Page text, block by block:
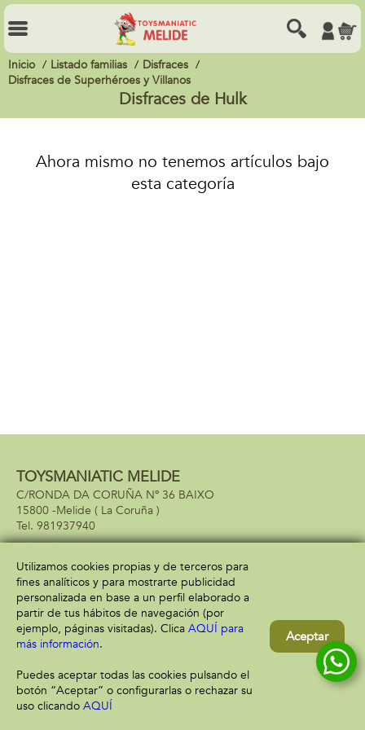
Inicio Listado familias
Disfraces
Disfraces de Superhéroes y Villanos
Disfraces de Hulk
Ahora mismo no tenemos artículos bajo
esta categoría
Filtrar
TOYSMANIATIC MELIDE
C/RONDA DA CORUÑA Nº 36 BAIXO
15800 -Melide ( La Coruña )
981937940
Información
Aviso legal
Política de privacidad
Política de cookies
Atención al cliente
Envío y devolución
Utilizamos cookies propias y de terceros para
fines analíticos y para mostrarte publicidad
personalizada en base a un perfil elaborado a
partir de tus hábitos de navegación (por
ejemplo, páginas visitadas). Clica AQUÍ para
más información.
Puedes aceptar todas las cookies pulsando el
botón “Aceptar” o configurarlas o rechazar su
uso clicando AQUÍ
Aceptar